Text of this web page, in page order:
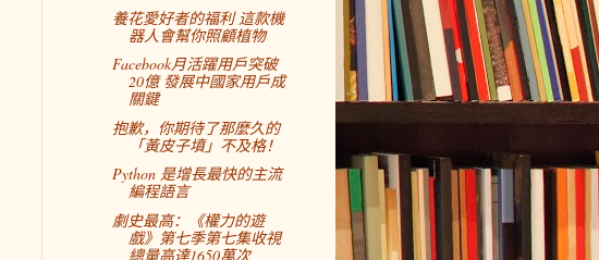
養花愛好者的福利 這款機
器人會幫你照顧植物
Facebook月活躍用戶突破
20億 發展中國家用戶成
關鍵
抱歉，你期待了那麼久的
「黃皮子墳」不及格！
Python 是增長最快的主流
編程語言
劇史最高：《權力的遊
戲》第七季第七集收視
總量高達1650萬次